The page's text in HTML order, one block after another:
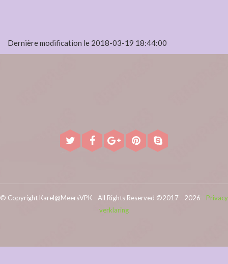
Dernière modification le 2018-03-19 18:44:00
© Copyright Karel@MeersVPK - All Rights Reserved ©2017 - 2026 - Privacy
verklaring